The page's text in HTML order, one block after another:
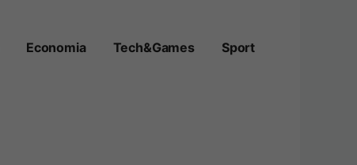
Economia Tech&Games Sport